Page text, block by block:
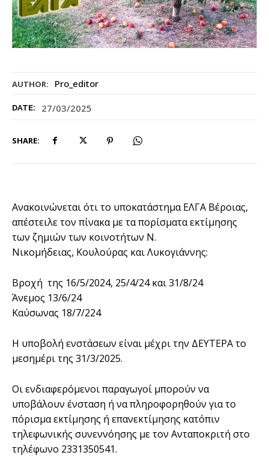
AUTHOR: Pro_editor
DATE: 27/03/2025
SHARE:
Ανακοινώνεται ότι το υποκατάστημα ΕΛΓΑ Βέροιας,
απέστειλε τον πίνακα με τα πορίσματα εκτίμησης
των ζημιών των κοινοτήτων Ν.
Νικομήδειας, Κουλούρας και Λυκογιάννης:
Βροχή της 16/5/2024, 25/4/24 και 31/8/24
Άνεμος 13/6/24
Καύσωνας 18/7/224
Η υποβολή ενστάσεων είναι μέχρι την ΔΕΥΤΕΡΑ το
μεσημέρι της 31/3/2025.
Οι ενδιαφερόμενοι παραγωγοί μπορούν να
υποβάλουν ένσταση ή να πληροφορηθούν για το
πόρισμα εκτίμησης ή επανεκτίμησης κατόπιν
τηλεφωνικής συνεννόησης με τον Ανταποκριτή στο
τηλέφωνο 2331350541.